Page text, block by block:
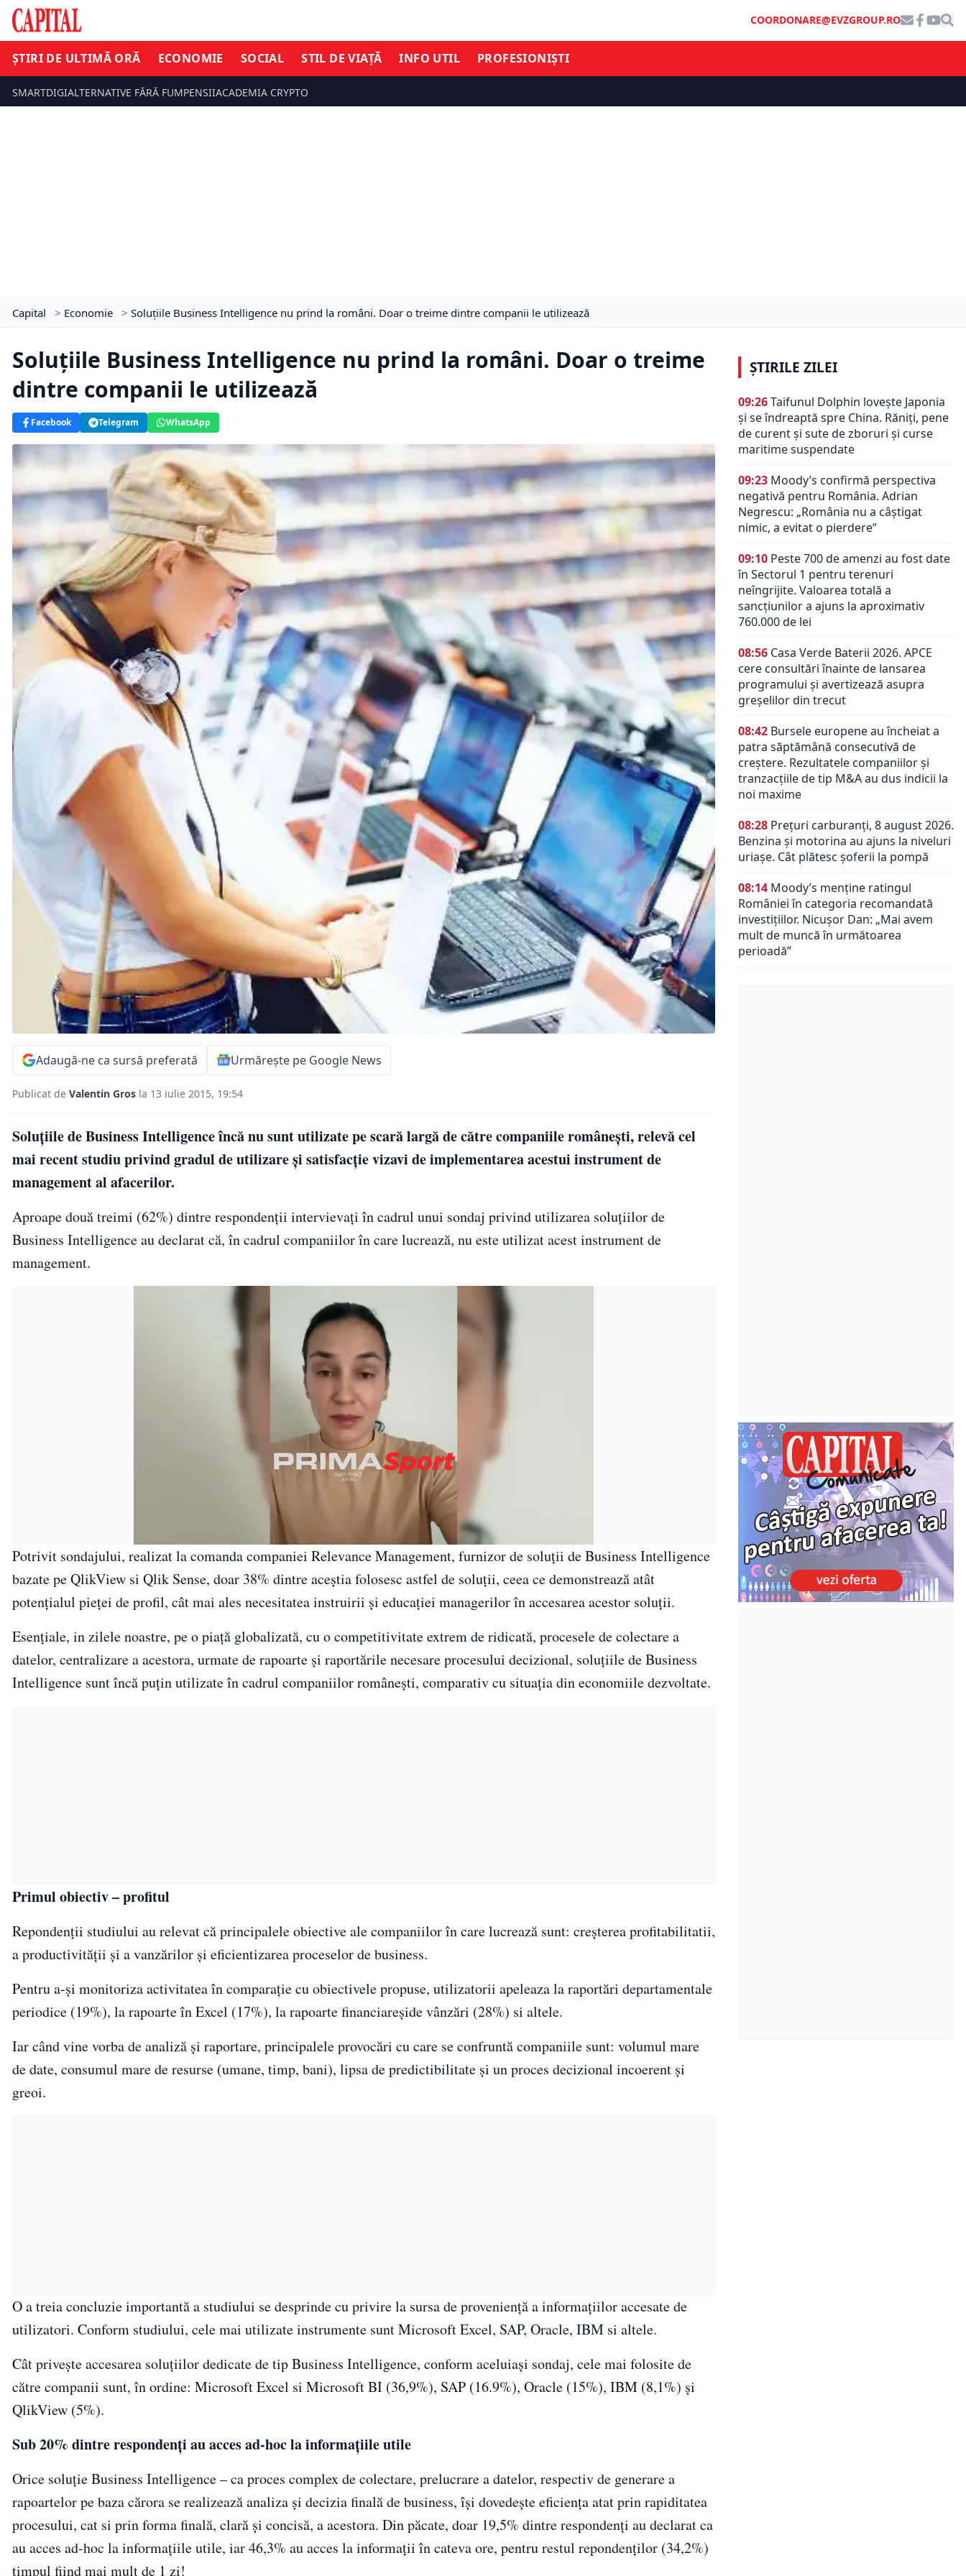
COORDONARE@EVZGROUP.RO
ȘTIRI DE ULTIMĂ ORĂ ECONOMIE SOCIAL STIL DE VIAȚĂ INFO UTIL PROFESIONIȘTI
SMARTDIGIALTERNATIVE FĂRĂ FUMPENSIIACADEMIA CRYPTO
Capital > Economie > Soluţiile Business Intelligence nu prind la români. Doar o treime dintre companii le utilizează
Soluţiile Business Intelligence nu prind la români. Doar o treime
dintre companii le utilizează
Facebook Telegram WhatsApp
Adaugă-ne ca sursă preferată Urmărește pe Google News
Publicat de Valentin Gros la 13 iulie 2015, 19:54
Soluțiile de Business Intelligence încă nu sunt utilizate pe scară largă de către companiile românești, relevă cel
mai recent studiu privind gradul de utilizare și satisfacție vizavi de implementarea acestui instrument de
management al afacerilor.
Aproape două treimi (62%) dintre respondenții intervievați în cadrul unui sondaj privind utilizarea soluțiilor de
Business Intelligence au declarat că, în cadrul companiilor în care lucrează, nu este utilizat acest instrument de
management.
Potrivit sondajului, realizat la comanda companiei Relevance Management, furnizor de soluții de Business Intelligence
bazate pe QlikView si Qlik Sense, doar 38% dintre aceștia folosesc astfel de soluții, ceea ce demonstrează atât
potențialul pieței de profil, cât mai ales necesitatea instruirii și educației managerilor în accesarea acestor soluții.
Esențiale, in zilele noastre, pe o piață globalizată, cu o competitivitate extrem de ridicată, procesele de colectare a
datelor, centralizare a acestora, urmate de rapoarte și raportările necesare procesului decizional, soluțiile de Business
Intelligence sunt încă puțin utilizate în cadrul companiilor românești, comparativ cu situația din economiile dezvoltate.
Primul obiectiv – profitul
Repondenții studiului au relevat că principalele obiective ale companiilor în care lucrează sunt: creșterea profitabilitatii,
a productivității și a vanzărilor și eficientizarea proceselor de business.
Pentru a-și monitoriza activitatea în comparație cu obiectivele propuse, utilizatorii apeleaza la raportări departamentale
periodice (19%), la rapoarte în Excel (17%), la rapoarte financiareșide vânzări (28%) si altele.
Iar când vine vorba de analiză și raportare, principalele provocări cu care se confruntă companiile sunt: volumul mare
de date, consumul mare de resurse (umane, timp, bani), lipsa de predictibilitate și un proces decizional incoerent și
greoi.
O a treia concluzie importantă a studiului se desprinde cu privire la sursa de proveniență a informațiilor accesate de
utilizatori. Conform studiului, cele mai utilizate instrumente sunt Microsoft Excel, SAP, Oracle, IBM si altele.
Cât privește accesarea soluțiilor dedicate de tip Business Intelligence, conform aceluiași sondaj, cele mai folosite de
către companii sunt, în ordine: Microsoft Excel si Microsoft BI (36,9%), SAP (16.9%), Oracle (15%), IBM (8,1%) și
QlikView (5%).
Sub 20% dintre respondenți au acces ad-hoc la informațiile utile
Orice soluție Business Intelligence – ca proces complex de colectare, prelucrare a datelor, respectiv de generare a
rapoartelor pe baza cărora se realizează analiza și decizia finală de business, își dovedește eficiența atat prin rapiditatea
procesului, cat si prin forma finală, clară și concisă, a acestora. Din păcate, doar 19,5% dintre respondenți au declarat ca
au acces ad-hoc la informațiile utile, iar 46,3% au acces la informații în cateva ore, pentru restul repondenților (34,2%)
timpul fiind mai mult de 1 zi!
ȘTIRILE ZILEI
09:26Taifunul Dolphin lovește Japonia
și se îndreaptă spre China. Răniți, pene
de curent și sute de zboruri și curse
maritime suspendate
09:23 Moody’s confirmă perspectiva
negativă pentru România. Adrian
Negrescu: „România nu a câștigat
nimic, a evitat o pierdere”
09:10 Peste 700 de amenzi au fost date
în Sectorul 1 pentru terenuri
neîngrijite. Valoarea totală a
sancțiunilor a ajuns la aproximativ
760.000 de lei
08:56 Casa Verde Baterii 2026. APCE
cere consultări înainte de lansarea
programului și avertizează asupra
greșelilor din trecut
08:42 Bursele europene au încheiat a
patra săptămână consecutivă de
creștere. Rezultatele companiilor și
tranzacțiile de tip M&A au dus indicii la
noi maxime
08:28 Prețuri carburanți, 8 august 2026.
Benzina și motorina au ajuns la niveluri
uriașe. Cât plătesc șoferii la pompă
08:14 Moody’s menține ratingul
României în categoria recomandată
investițiilor. Nicușor Dan: „Mai avem
mult de muncă în următoarea
perioadă”